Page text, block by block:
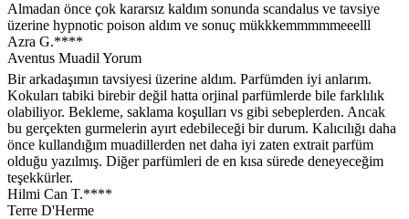
Almadan önce çok kararsız kaldım sonunda scandalus ve tavsiye
üzerine hypnotic poison aldım ve sonuç mükkkemmmmmeeelll
Azra G.****
Aventus Muadil Yorum
Bir arkadaşımın tavsiyesi üzerine aldım. Parfümden iyi anlarım.
Kokuları tabiki birebir değil hatta orjinal parfümlerde bile farklılık
olabiliyor. Bekleme, saklama koşulları vs gibi sebeplerden. Ancak
bu gerçekten gurmelerin ayırt edebileceği bir durum. Kalıcılığı daha
önce kullandığım muadillerden net daha iyi zaten extrait parfüm
olduğu yazılmış. Diğer parfümleri de en kısa sürede deneyeceğim
teşekkürler.
Hilmi Can T.****
Terre D'Herme